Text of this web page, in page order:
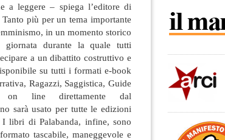
a leggere – spiega l’editore di
più per un tema importante
in un momento storico
durante la quale tutti
a un dibattito costruttivo e
su tutti i formati e-book
Ragazzi, Saggistica, Guide
line direttamente dal
sarà usato per tutte le edizioni
I libri di Palabanda, infine, sono
tascabile, maneggevole e